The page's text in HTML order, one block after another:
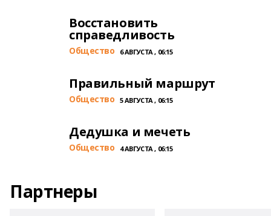
Восстановить
справедливость
Общество 6 АВГУСТА , 06:15
Правильный маршрут
Общество 5 АВГУСТА , 06:15
Дедушка и мечеть
Общество 4 АВГУСТА , 06:15
Партнеры